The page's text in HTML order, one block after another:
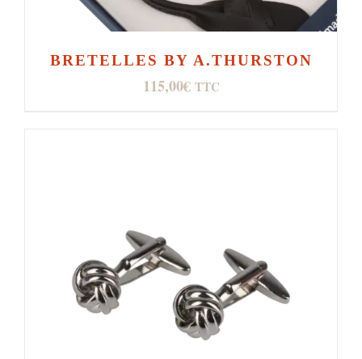
BRETELLES BY A.THURSTON
115,00€ TTC